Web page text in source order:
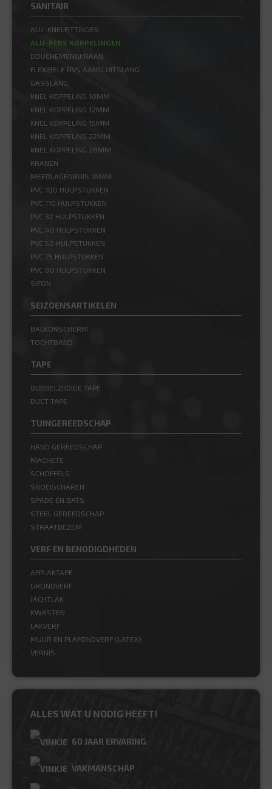
SANITAIR
ALU-KNELFITTINGEN
ALU-PERS KOPPELINGEN
DOUCHEMENGKRAAN
FLEXIBELE RVS AANSLUITSLANG
GASSLANG
KNEL KOPPELING 10MM
KNEL KOPPELING 12MM
KNEL KOPPELING 15MM
KNEL KOPPELING 22MM
KNEL KOPPELING 28MM
KRANEN
MEERLAGENBUIS 16MM
PVC 100 HULPSTUKKEN
PVC 110 HULPSTUKKEN
PVC 32 HULPSTUKKEN
PVC 40 HULPSTUKKEN
PVC 50 HULPSTUKKEN
PVC 75 HULPSTUKKEN
PVC 80 HULPSTUKKEN
SIFON
SEIZOENSARTIKELEN
BALKONSCHERM
TOCHTBAND
TAPE
DUBBELZIJDIGE TAPE
DUCT TAPE
TUINGEREEDSCHAP
HAND GEREEDSCHAP
MACHETE
SCHOFFELS
SNOEISCHAREN
SPADE EN BATS
STEEL GEREEDSCHAP
STRAATBEZEM
VERF EN BENODIGDHEDEN
AFPLAKTAPE
GRONDVERF
JACHTLAK
KWASTEN
LAKVERF
MUUR EN PLAFONDVERF (LATEX)
VERNIS
ALLES WAT U NODIG HEEFT!
60 JAAR ERVARING
VAKMANSCHAP